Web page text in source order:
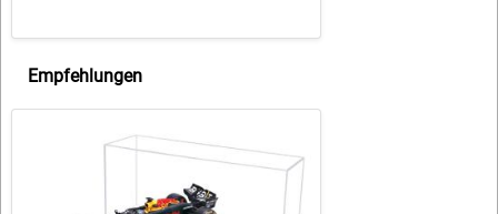
Empfehlungen